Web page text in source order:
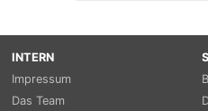
INTERN
Impressum
Das Team